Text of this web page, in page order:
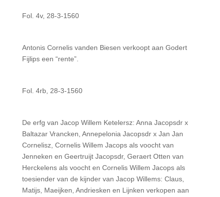
Fol. 4v, 28-3-1560
Antonis Cornelis vanden Biesen verkoopt aan Godert
Fijlips een “rente”.
Fol. 4rb, 28-3-1560
De erfg van Jacop Willem Ketelersz: Anna Jacopsdr x
Baltazar Vrancken, Annepelonia Jacopsdr x Jan Jan
Cornelisz, Cornelis Willem Jacops als voocht van
Jenneken en Geertruijt Jacopsdr, Geraert Otten van
Herckelens als voocht en Cornelis Willem Jacops als
toesiender van de kijnder van Jacop Willems: Claus,
Matijs, Maeijken, Andriesken en Lijnken verkopen aan